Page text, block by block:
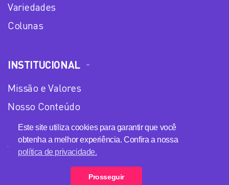
Este site utiliza cookies para garantir que você
obtenha a melhor experiência. Confira a nossa
política de privacidade.
Prosseguir
Variedades
Colunas
INSTITUCIONAL
Missão e Valores
Nosso Conteúdo
Equipe
Anuncie no Plena Mulher
Loja Plena Mulher